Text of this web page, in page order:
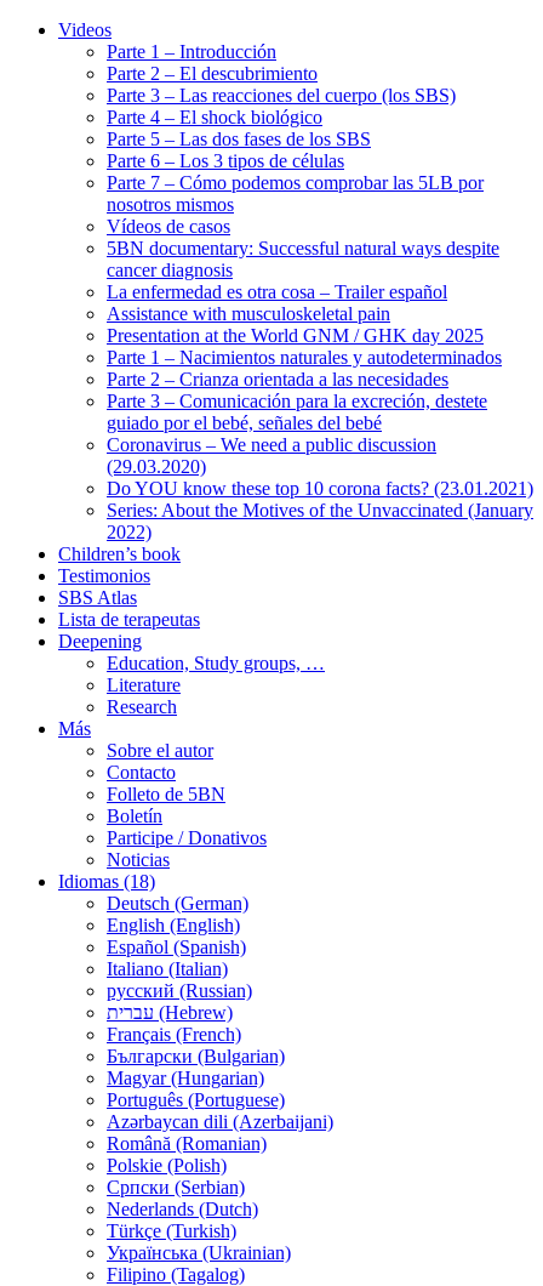
Videos
Parte 1 – Introducción
Parte 2 – El descubrimiento
Parte 3 – Las reacciones del cuerpo (los SBS)
Parte 4 – El shock biológico
Parte 5 – Las dos fases de los SBS
Parte 6 – Los 3 tipos de células
Parte 7 – Cómo podemos comprobar las 5LB por
nosotros mismos
Vídeos de casos
5BN documentary: Successful natural ways despite
cancer diagnosis
La enfermedad es otra cosa – Trailer español
Assistance with musculoskeletal pain
Presentation at the World GNM / GHK day 2025
Parte 1 – Nacimientos naturales y autodeterminados
Parte 2 – Crianza orientada a las necesidades
Parte 3 – Comunicación para la excreción, destete
guiado por el bebé, señales del bebé
Coronavirus – We need a public discussion
(29.03.2020)
Do YOU know these top 10 corona facts? (23.01.2021)
Series: About the Motives of the Unvaccinated (January
2022)
Children’s book
Testimonios
SBS Atlas
Lista de terapeutas
Deepening
Education, Study groups, …
Literature
Research
Más
Sobre el autor
Contacto
Folleto de 5BN
Boletín
Participe / Donativos
Noticias
Idiomas (18)
Deutsch (German)
English (English)
Español (Spanish)
Italiano (Italian)
русский (Russian)
עברית (Hebrew)
Français (French)
Български (Bulgarian)
Magyar (Hungarian)
Português (Portuguese)
Azərbaycan dili (Azerbaijani)
Română (Romanian)
Polskie (Polish)
Српски (Serbian)
Nederlands (Dutch)
Türkçe (Turkish)
Українська (Ukrainian)
Filipino (Tagalog)